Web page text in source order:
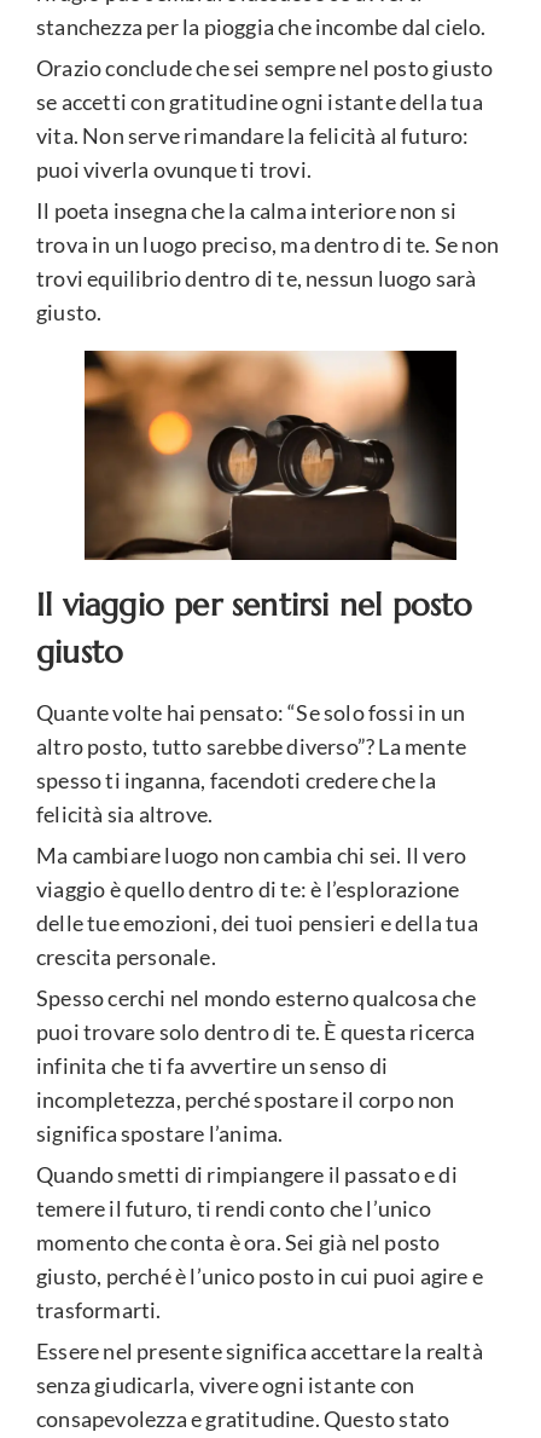
stanchezza per la pioggia che incombe dal cielo.
Orazio conclude che sei sempre nel posto giusto
se accetti con gratitudine ogni istante della tua
vita. Non serve rimandare la felicità al futuro:
puoi viverla ovunque ti trovi.
Il poeta insegna che la calma interiore non si
trova in un luogo preciso, ma dentro di te. Se non
trovi equilibrio dentro di te, nessun luogo sarà
giusto.
Il viaggio per sentirsi nel posto
giusto
Quante volte hai pensato: “Se solo fossi in un
altro posto, tutto sarebbe diverso”? La mente
spesso ti inganna, facendoti credere che la
felicità sia altrove.
Ma cambiare luogo non cambia chi sei. Il vero
viaggio è quello dentro di te: è l’esplorazione
delle tue emozioni, dei tuoi pensieri e della tua
crescita personale.
Spesso cerchi nel mondo esterno qualcosa che
puoi trovare solo dentro di te. È questa ricerca
infinita che ti fa avvertire un senso di
incompletezza, perché spostare il corpo non
significa spostare l’anima.
Quando smetti di rimpiangere il passato e di
temere il futuro, ti rendi conto che l’unico
momento che conta è ora. Sei già nel posto
giusto, perché è l’unico posto in cui puoi agire e
trasformarti.
Essere nel presente significa accettare la realtà
senza giudicarla, vivere ogni istante con
consapevolezza e gratitudine. Questo stato